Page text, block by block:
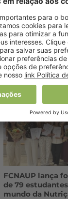
SLIDER
FCNAUP lança
de 79
mundo da